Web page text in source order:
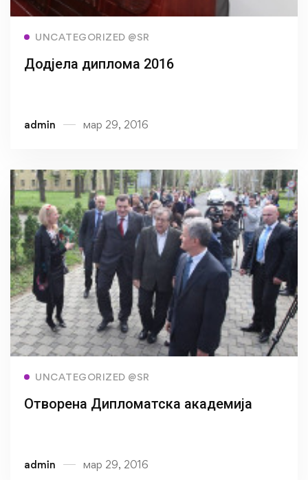
UNCATEGORIZED @SR
Додјела диплома 2016
admin мар 29, 2016
UNCATEGORIZED @SR
Отворена Дипломатска академија
admin мар 29, 2016